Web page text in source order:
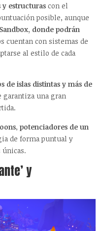
estructuras con el
posible, aunque
donde podrán
cuentan con sistemas de
al estilo de cada
de islas distintas y más de
garantiza una gran
,potenciadores de un
de forma puntual y
y